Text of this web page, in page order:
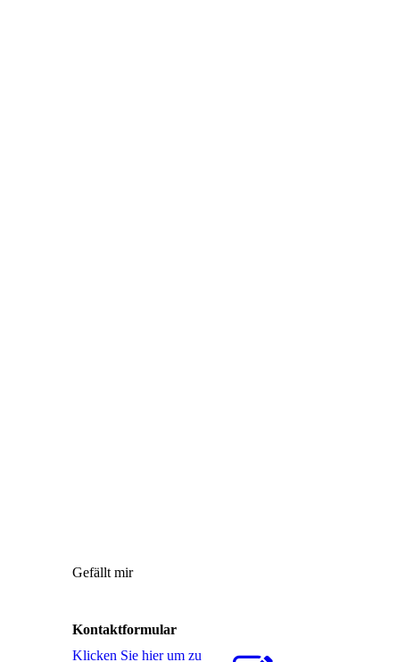
Gefällt mir
Kontaktformular
Klicken Sie hier um zu